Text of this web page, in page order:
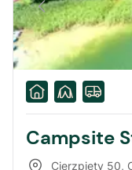
Campsite
Cierzpiety 50,